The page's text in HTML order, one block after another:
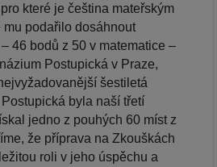
které je čeština mateřským
mu podařilo dosáhnout
46 bodů z 50 v matematice –
Postupická v Praze,
šestiletá
byla naší třetí
jedno z pouhých 60 míst z
že příprava na Zkouškách
roli v jeho úspěchu a